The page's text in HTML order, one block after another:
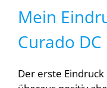
Mein
Curado
Der erste